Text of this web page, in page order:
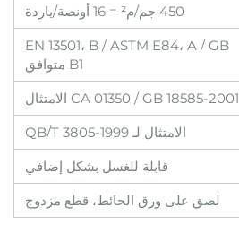
450 جم/م² = 16 أونصة/ياردة
EN 13501، B / ASTM E84، A / GB
B1 متوافق
CA 01350 / GB 18585-2001 الامتثال
الامتثال لـ QB/T 3805-1999
قابلة للغسل بشكل إضافي
لصق على ورق الحائط، قطع مزدوج